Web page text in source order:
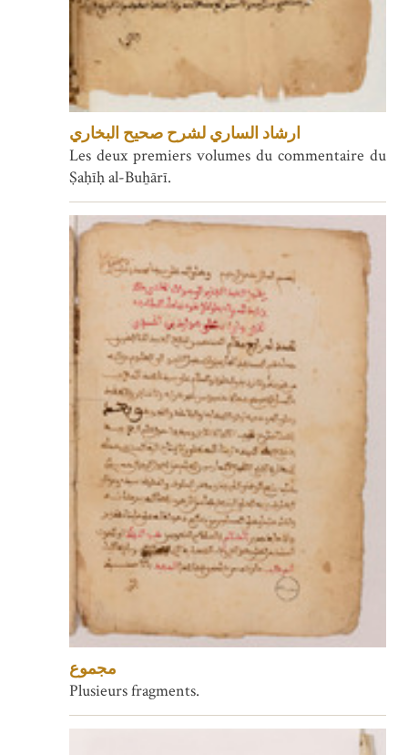
ارشاد الساري لشرح صحيح البخاري
Les deux premiers volumes du commentaire du
Ṣaḥīḥ al-Buẖārī.
مجموع
Plusieurs fragments.